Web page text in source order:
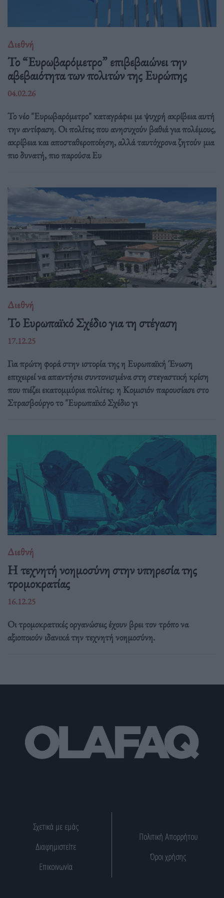
Διεθνή
Το “Ευρωβαρόμετρο” επιβεβαιώνει την
αβεβαιότητα των πολιτών της Ευρώπης
04.02.26
Το νέο "Ευρωβαρόμετρο" καταγράφει με ψυχρή ακρίβεια αυτή
την αντίφαση. Oι πολίτες που ανησυχούν βαθιά για πολέμους,
ακρίβεια και αποσταθεροποίηση, αλλά ταυτόχρονα ζητούν μια
πιο δυνατή, πιο παρούσα Ευ
Διεθνή
Το Ευρωπαϊκό Σχέδιο για τη στέγαση
17.12.25
Για πρώτη φορά στην ιστορία της η Ευρωπαϊκή Ένωση
επιχειρεί να απαντήσει συντονισμένα στη στεγαστική κρίση
που πιέζει εκατομμύρια πολίτες: η Κομισιόν παρουσίασε στο
Στρασβούργο το "Ευρωπαϊκό Σχέδιο γι
Διεθνή
Η τεχνητή νοημοσύνη στην υπηρεσία της
τρομοκρατίας
16.12.25
Οι τρομοκρατικές οργανώσεις έχουν βρει τον τρόπο να
αξιοποιούν ιδανικά την τεχνητή νοημοσύνη.
Σχετικά με εμάς
Διαφημιστείτε
Επικοινωνία
Πολιτική Απορρήτου
Όροι χρήσης